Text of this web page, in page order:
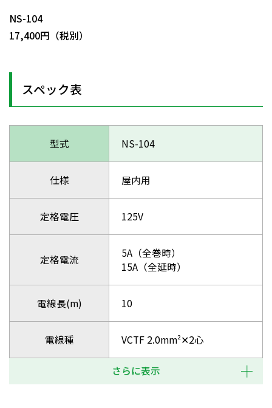
NS-104
17,400円（税別）
スペック表
型式 NS-104
仕様 屋内用
定格電圧 125V
定格電流
5A（全巻時）
15A（全延時）
電線長(m) 10
電線種 VCTF 2.0mm²✕2心
さらに表示